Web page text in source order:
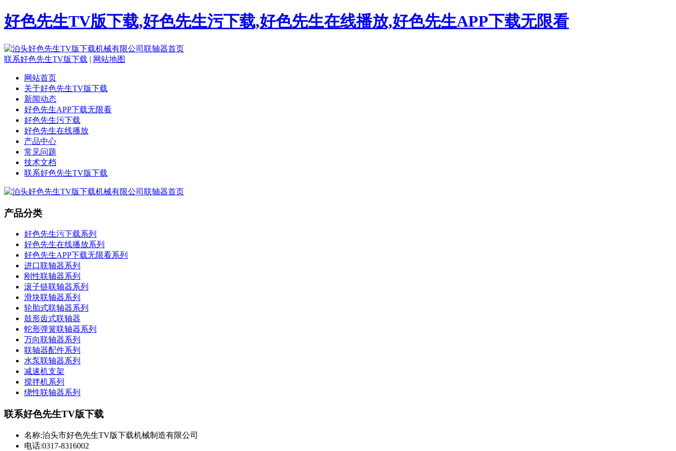
好色先生TV版下载,好色先生污下载,好色先生在线播放,好色先生APP下载无限看
联系好色先生TV版下载 | 网站地图
网站首页
关于好色先生TV版下载
新闻动态
好色先生APP下载无限看
好色先生污下载
好色先生在线播放
产品中心
常见问题
技术文档
联系好色先生TV版下载
产品分类
好色先生污下载系列
好色先生在线播放系列
好色先生APP下载无限看系列
进口联轴器系列
刚性联轴器系列
滚子链联轴器系列
滑块联轴器系列
轮胎式联轴器系列
鼓形齿式联轴器
蛇形弹簧联轴器系列
万向联轴器系列
联轴器配件系列
水泵联轴器系列
减速机支架
搅拌机系列
绕性联轴器系列
联系好色先生TV版下载
名称:泊头市好色先生TV版下载机械制造有限公司
电话:0317-8316002